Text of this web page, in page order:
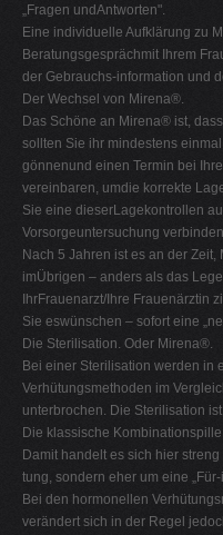
„Fragen undAntworten".
Eine individuelle Aufklärung zu
Beratungsgesprächmit Ihrem
der Gebrauchs-information und
Der Wechsel von Mirena®.
Das Schöne an Mirena® ist,
sollten Sie ihr mindestens
gönnenund einen Termin bei
vereinbaren, umdie korrekte
Sie eine dieserLagekontrollen
Vorsorgeuntersuchung
Nach 5 Jahren ist es an der
imÜbrigen – anders als das
IhrFrauenarzt/Ihre Frauenärztin
Sie eswünschen – sofort eine
Die Sterilisation. Oder Mirena®.
Bei einer Sterilisation werden in
Verhütungsmethoden im
unterbrochen. Die Sterilisation
Die klassische
Damit handelt es sich hier
tung, sondern eher um eine
Bei den hormonellen
verändert sich in der Regel